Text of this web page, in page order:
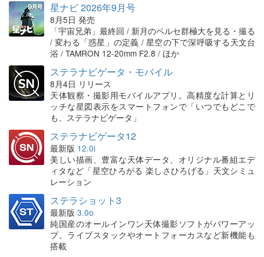
星ナビ 2026年9月号
8月5日 発売
「宇宙兄弟」最終回 / 新月のペルセ群極大を見る・撮る
/ 変わる「惑星」の定義 / 星空の下で深呼吸する天文台
浴 / TAMRON 12-20mm F2.8 / ほか
ステラナビゲータ・モバイル
8月4日 リリース
天体観察・撮影用モバイルアプリ。高精度な計算とリ
ッチな星図表示をスマートフォンで「いつでもどこで
も、ステラナビゲータ」
ステラナビゲータ12
最新版 12.0i
美しい描画、豊富な天体データ、オリジナル番組エデ
ィタなど「星空ひろがる 楽しさひろげる」天文シミュ
レーション
ステラショット3
最新版 3.0o
純国産のオールインワン天体撮影ソフトがパワーアッ
プ。ライブスタックやオートフォーカスなど新機能も
搭載